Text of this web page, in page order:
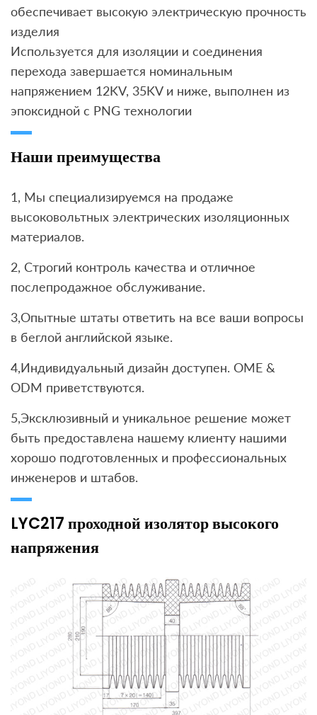
обеспечивает высокую электрическую прочность
изделия
Используется для изоляции и соединения
перехода завершается номинальным
напряжением 12KV, 35KV и ниже, выполнен из
эпоксидной с PNG технологии
Наши преимущества
1, Мы специализируемся на продаже
высоковольтных электрических изоляционных
материалов.
2, Строгий контроль качества и отличное
послепродажное обслуживание.
3,Опытные штаты ответить на все ваши вопросы
в беглой английской языке.
4,Индивидуальный дизайн доступен. OME &
ODM приветствуются.
5,Эксклюзивный и уникальное решение может
быть предоставлена ​​нашему клиенту нашими
хорошо подготовленных и профессиональных
инженеров и штабов.
LYC217 проходной изолятор высокого
напряжения